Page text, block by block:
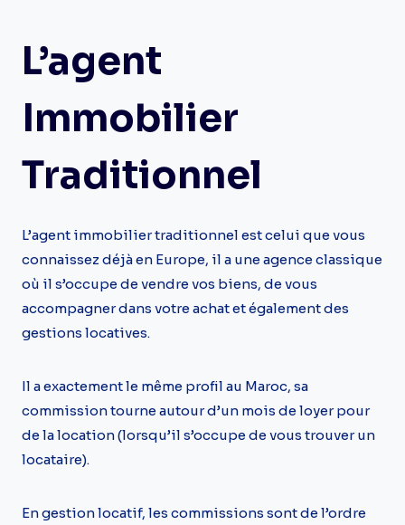
L’agent
Immobilier
Traditionnel
L’agent immobilier traditionnel est celui que vous
connaissez déjà en Europe, il a une agence classique
où il s’occupe de vendre vos biens, de vous
accompagner dans votre achat et également des
gestions locatives.
Il a exactement le même profil au Maroc, sa
commission tourne autour d’un mois de loyer pour
de la location (lorsqu’il s’occupe de vous trouver un
locataire).
En gestion locatif, les commissions sont de l’ordre